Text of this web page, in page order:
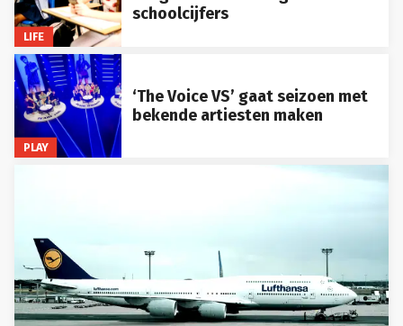
LIFE
schoolcijfers
PLAY
‘The Voice VS’ gaat seizoen met
bekende artiesten maken